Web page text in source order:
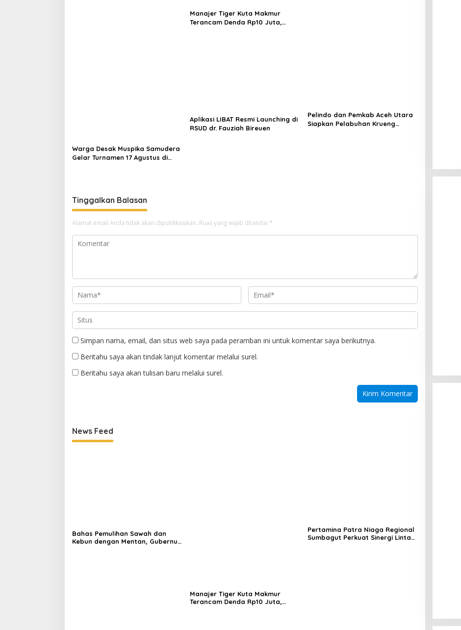
Manajer Tiger Kuta Makmur
Terancam Denda Rp10 Juta,
Warga Desak Muspika Samudera
Gelar Turnamen 17 Agustus di
Aplikasi LIBAT Resmi Launching di
RSUD dr. Fauziah Bireuen
Pelindo dan Pemkab Aceh Utara
Siapkan Pelabuhan Krueng
Tinggalkan Balasan
Alamat email Anda tidak akan dipublikasikan. Ruas yang wajib ditandai *
Simpan nama, email, dan situs web saya pada peramban ini untuk komentar saya berikutnya.
Beritahu saya akan tindak lanjut komentar melalui surel.
Beritahu saya akan tulisan baru melalui surel.
News Feed
Bahas Pemulihan Sawah dan
Kebun dengan Mentan, Gubernur
Manajer Tiger Kuta Makmur
Terancam Denda Rp10 Juta,
Pertamina Patra Niaga Regional
Sumbagut Perkuat Sinergi Lintas